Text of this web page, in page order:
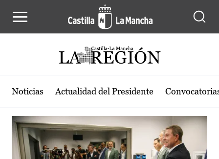
Actualidad de la región de Castilla-
Noticias Actualidad del Presidente